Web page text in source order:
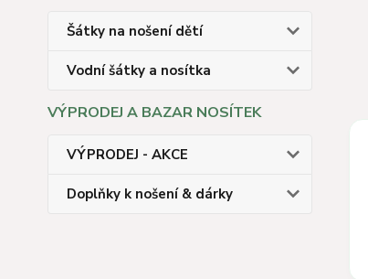
Šátky na nošení dětí
Vodní šátky a nosítka
VÝPRODEJ A BAZAR NOSÍTEK
VÝPRODEJ - AKCE
Doplňky k nošení & dárky